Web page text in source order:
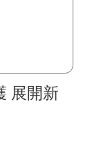
展開新